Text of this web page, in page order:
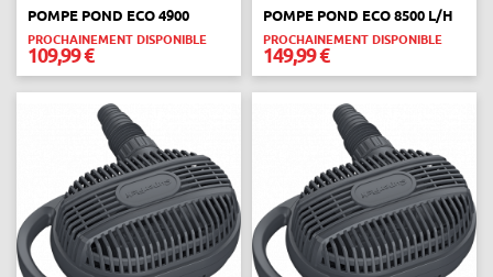
POMPE POND ECO 4900
PROCHAINEMENT DISPONIBLE
109,99 €
POMPE POND ECO 8500 L/H
PROCHAINEMENT DISPONIBLE
149,99 €